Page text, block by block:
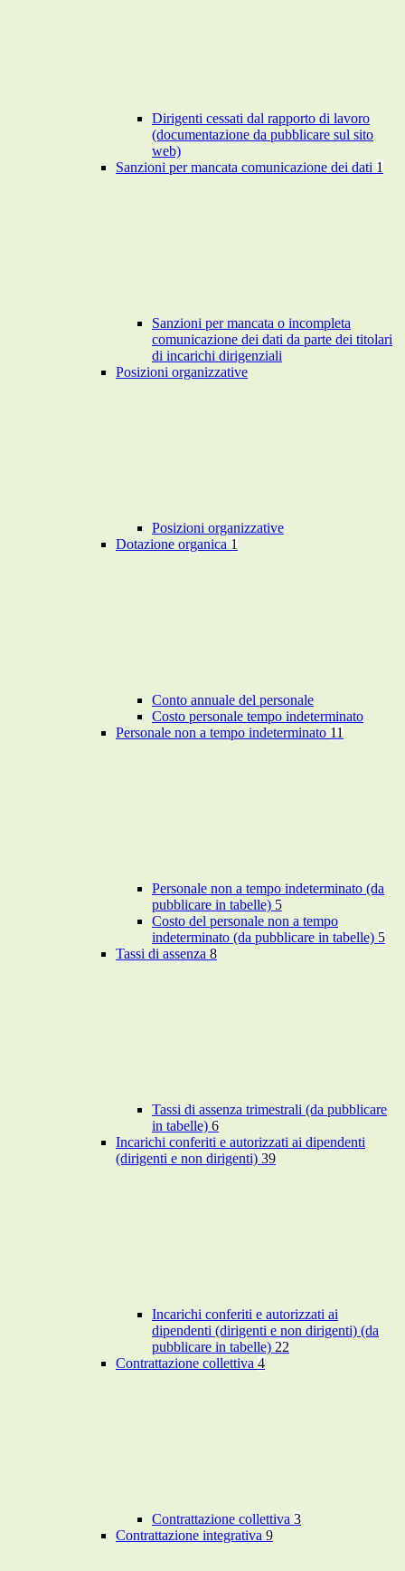
Dirigenti cessati dal rapporto di lavoro
(documentazione da pubblicare sul sito
web)
Sanzioni per mancata comunicazione dei dati 1
Sanzioni per mancata o incompleta
comunicazione dei dati da parte dei titolari
di incarichi dirigenziali
Posizioni organizzative
Posizioni organizzative
Dotazione organica 1
Conto annuale del personale
Costo personale tempo indeterminato
Personale non a tempo indeterminato 11
Personale non a tempo indeterminato (da
pubblicare in tabelle) 5
Costo del personale non a tempo
indeterminato (da pubblicare in tabelle) 5
Tassi di assenza 8
Tassi di assenza trimestrali (da pubblicare
in tabelle) 6
Incarichi conferiti e autorizzati ai dipendenti
(dirigenti e non dirigenti) 39
Incarichi conferiti e autorizzati ai
dipendenti (dirigenti e non dirigenti) (da
pubblicare in tabelle) 22
Contrattazione collettiva 4
Contrattazione collettiva 3
Contrattazione integrativa 9